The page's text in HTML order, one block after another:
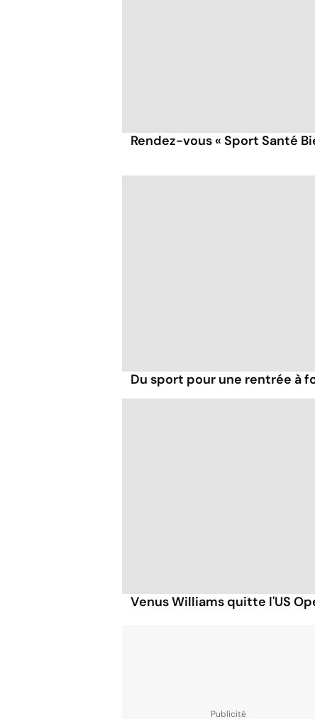
Rendez-vous « Sport Santé
Du sport pour une rentrée à
Venus Williams quitte l'US